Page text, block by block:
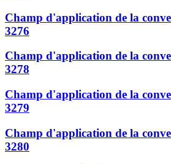
Champ d'application de la
3276
Champ d'application de la
3278
Champ d'application de la
3279
Champ d'application de la
3280